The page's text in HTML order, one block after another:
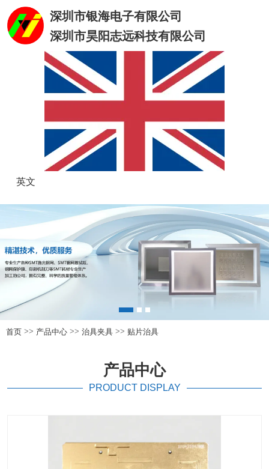
深圳市银海电子有限公司
深圳市昊阳志远科技有限公司
英文
首页 >> 产品中心 >> 治具夹具 >> 贴片治具
产品中心
PRODUCT DISPLAY